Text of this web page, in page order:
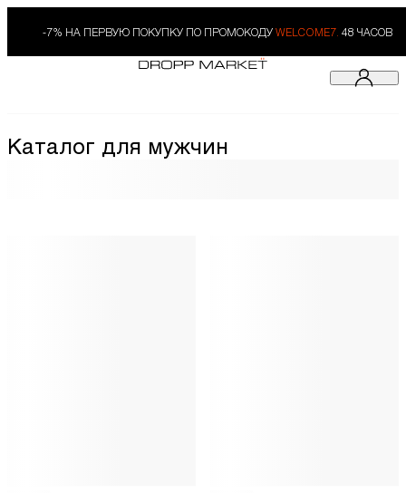
-7% НА ПЕРВУЮ ПОКУПКУ ПО ПРОМОКОДУ WELCOME7. 48 ЧАСОВ
Каталог для мужчин